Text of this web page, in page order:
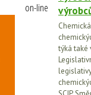
on-line
týká také